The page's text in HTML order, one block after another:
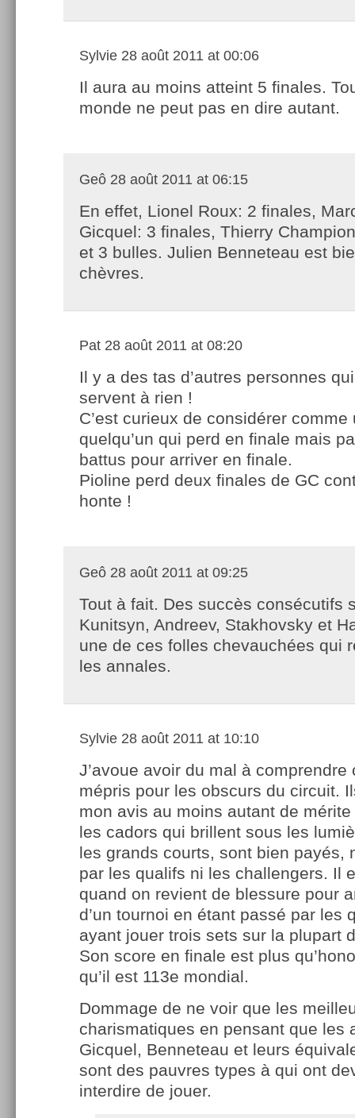
Sylvie 28 août 2011 at 00:06
Il aura au moins atteint 5 finales.
monde ne peut pas en dire autant.
Geô 28 août 2011 at 06:15
En effet, Lionel Roux: 2 finales,
Gicquel: 3 finales, Thierry
et 3 bulles. Julien Benneteau est
chèvres.
Pat 28 août 2011 at 08:20
Il y a des tas d’autres personnes
servent à rien !
C’est curieux de considérer comme
quelqu’un qui perd en finale mais
battus pour arriver en finale.
Pioline perd deux finales de GC
honte !
Geô 28 août 2011 at 09:25
Tout à fait. Des succès consécutifs
Kunitsyn, Andreev, Stakhovsky et
une de ces folles chevauchées qui
les annales.
Sylvie 28 août 2011 at 10:10
J’avoue avoir du mal à comprendre
mépris pour les obscurs du circuit.
mon avis au moins autant de
les cadors qui brillent sous les
les grands courts, sont bien payés,
par les qualifs ni les challengers. Il
quand on revient de blessure pour
d’un tournoi en étant passé par les
ayant jouer trois sets sur la plupart
Son score en finale est plus
qu’il est 113e mondial.
Dommage de ne voir que les
charismatiques en pensant que les
Gicquel, Benneteau et leurs
sont des pauvres types à qui ont
interdire de jouer.